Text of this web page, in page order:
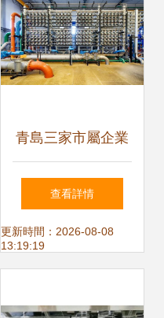
青島三家市屬企業
榮膺山東海洋強省
建設突出貢獻獎，
查看詳情
更新時間：2026-08-08
13:19:19